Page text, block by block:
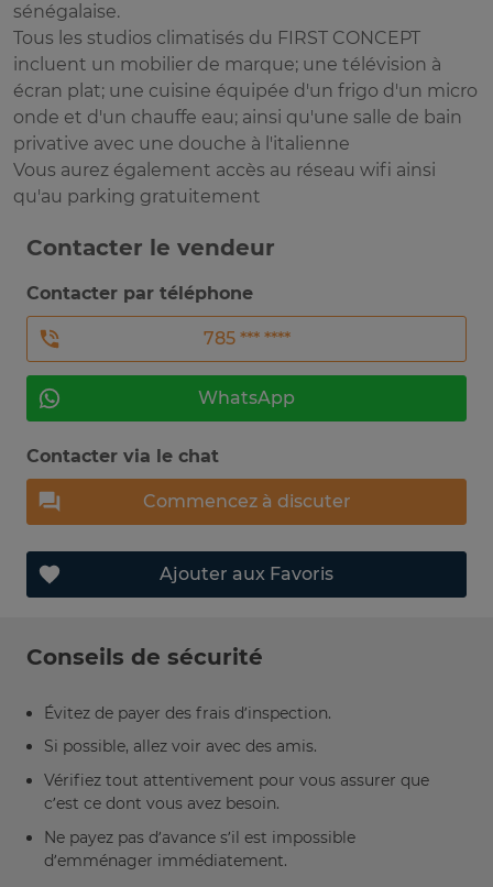
sénégalaise.
Tous les studios climatisés du FIRST CONCEPT
incluent un mobilier de marque; une télévision à
écran plat; une cuisine équipée d'un frigo d'un micro
onde et d'un chauffe eau; ainsi qu'une salle de bain
privative avec une douche à l'italienne
Vous aurez également accès au réseau wifi ainsi
qu'au parking gratuitement
Contacter le vendeur
Contacter par téléphone
785 *** ****
WhatsApp
Contacter via le chat
Commencez à discuter
Ajouter aux Favoris
Conseils de sécurité
Évitez de payer des frais d’inspection.
Si possible, allez voir avec des amis.
Vérifiez tout attentivement pour vous assurer que
c’est ce dont vous avez besoin.
Ne payez pas d’avance s’il est impossible
d’emménager immédiatement.